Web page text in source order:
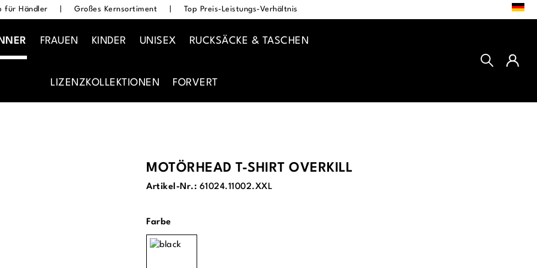
für Händler Großes Kernsortiment Top Preis-Leistungs-Verhältnis
FRAUEN KINDER UNISEX RUCKSÄCKE & TASCHEN
LIZENZKOLLEKTIONEN FORVERT
MOTÖRHEAD T-SHIRT OVERKILL
Artikel-Nr.: 61024.11002.XXL
Farbeauswählen